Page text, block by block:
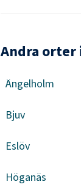
Andra orter
Ängelholm
Bjuv
Eslöv
Höganäs